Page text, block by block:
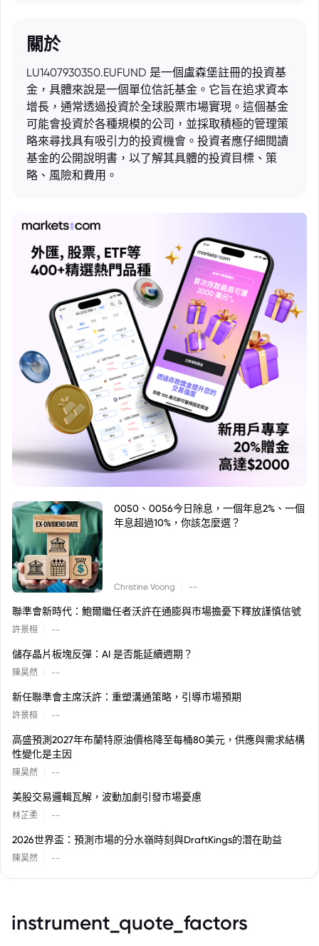
關於
LU1407930350.EUFUND 是一個盧森堡註冊的投資基
金，具體來說是一個單位信託基金。它旨在追求資本
增長，通常透過投資於全球股票市場實現。這個基金
可能會投資於各種規模的公司，並採取積極的管理策
略來尋找具有吸引力的投資機會。投資者應仔細閱讀
基金的公開說明書，以了解其具體的投資目標、策
略、風險和費用。
0050、0056今日除息，一個年息2%、一個
年息超過10%，你該怎麼選？
Christine Voong --
聯準會新時代：鮑爾繼任者沃許在通膨與市場擔憂下釋放謹慎信號
許景桓 --
儲存晶片板塊反彈：AI 是否能延續週期？
陳昊然 --
新任聯準會主席沃許：重塑溝通策略，引導市場預期
許景桓 --
高盛預測2027年布蘭特原油價格降至每桶80美元，供應與需求結構
性變化是主因
陳昊然 --
美股交易邏輯瓦解，波動加劇引發市場憂慮
林芷柔 --
2026世界盃：預測市場的分水嶺時刻與DraftKings的潛在助益
陳昊然 --
instrument_quote_factors